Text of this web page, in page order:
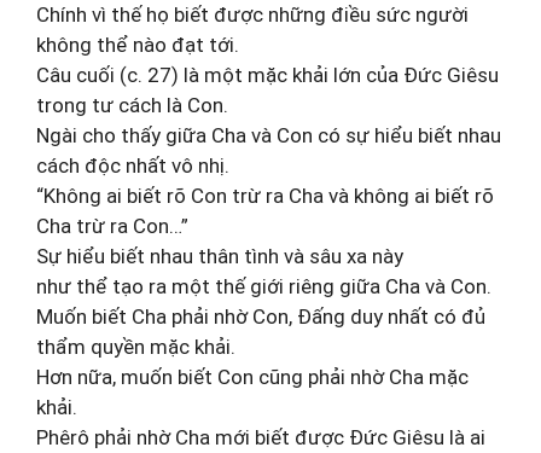
Chính vì thế họ biết được những điều sức người
không thể nào đạt tới.
Câu cuối (c. 27) là một mặc khải lớn của Đức Giêsu
trong tư cách là Con.
Ngài cho thấy giữa Cha và Con có sự hiểu biết nhau
cách độc nhất vô nhị.
“Không ai biết rõ Con trừ ra Cha và không ai biết rõ
Cha trừ ra Con…”
Sự hiểu biết nhau thân tình và sâu xa này
như thể tạo ra một thế giới riêng giữa Cha và Con.
Muốn biết Cha phải nhờ Con, Đấng duy nhất có đủ
thẩm quyền mặc khải.
Hơn nữa, muốn biết Con cũng phải nhờ Cha mặc
khải.
Phêrô phải nhờ Cha mới biết được Đức Giêsu là ai